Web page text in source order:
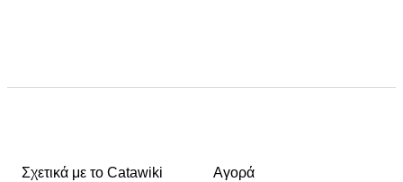
Σχετικά με το Catawiki Αγορά